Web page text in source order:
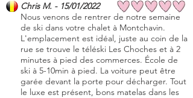
Chris M. - 15/01/2022
Nous venons de rentrer de notre semaine
de ski dans votre chalet à Montchavin.
L'emplacement est idéal, juste au coin de la
rue se trouve le téléski Les Choches et à 2
minutes à pied des commerces. École de
ski à 5-10min à pied. La voiture peut être
garée devant la porte pour décharger. Tout
le luxe est présent, bons matelas dans les